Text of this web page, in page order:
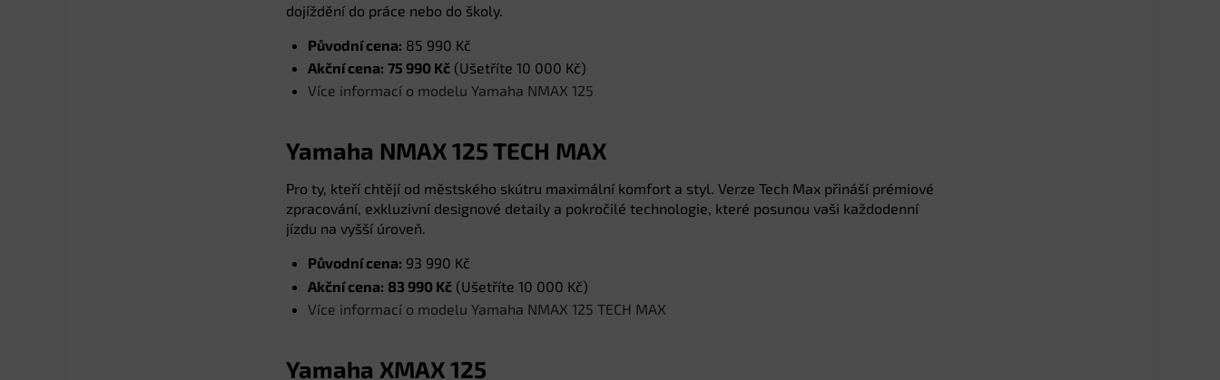
dojíždění do práce nebo do školy.
Původní cena: 85 990 Kč
Akční cena: 75 990 Kč(Ušetříte 10 000 Kč)
Více informací o modelu Yamaha NMAX 125
Yamaha NMAX 125 TECH MAX
Pro ty, kteří chtějí od městského skútru maximální komfort a styl. Verze Tech Max přináší prémiové
zpracování, exkluzivní designové detaily a pokročilé technologie, které posunou vaši každodenní
jízdu na vyšší úroveň.
Původní cena: 93 990 Kč
Akční cena: 83 990 Kč(Ušetříte 10 000 Kč)
Více informací o modelu Yamaha NMAX 125 TECH MAX
Yamaha XMAX 125